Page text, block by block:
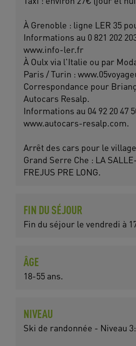
À Grenoble : ligne LER 35
Informations au 0 821 202
www.info-ler.fr
À Oulx via l'Italie ou par
Paris / Turin :
Correspondance pour
Autocars Resalp.
Informations au 04 92 20 47
www.autocars-resalp.com.
Arrêt des cars pour le
Grand Serre Che : LA
FREJUS PRE LONG.
FIN DU SÉJOUR
Fin du séjour le vendredi à
ÂGE
18-55 ans.
NIVEAU
Ski de randonnée - Niveau 3: